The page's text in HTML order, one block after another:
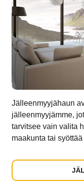
Jälleenmyyjähaun
jälleenmyyjämme,
tarvitsee vain valita
maakunta tai